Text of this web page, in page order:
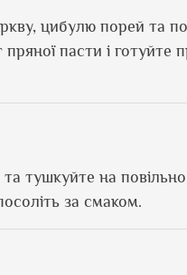
цибулю порей та
пасти і готуйте
тушкуйте на
за смаком.